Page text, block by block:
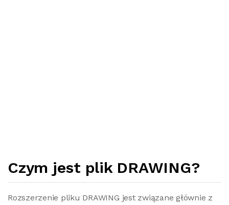
Czym jest plik DRAWING?
Rozszerzenie pliku DRAWING jest związane głównie z